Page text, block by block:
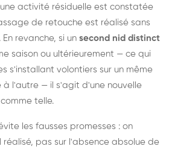
activité résiduelle est constatée
de retouche est réalisé sans
revanche, si un second nid distinct
saison ou ultérieurement — ce qui
s'installant volontiers sur un même
l'autre — il s'agit d'une nouvelle
telle.
les fausses promesses : on
pas sur l'absence absolue de